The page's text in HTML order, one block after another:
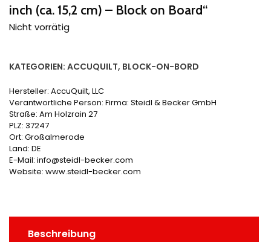
inch (ca. 15,2 cm) – Block on Board“
Nicht vorrätig
KATEGORIEN: ACCUQUILT, BLOCK-ON-BORD
Hersteller: AccuQuilt, LLC
Verantwortliche Person: Firma: Steidl & Becker GmbH
Straße: Am Holzrain 27
PLZ: 37247
Ort: Großalmerode
Land: DE
E-Mail: info@steidl-becker.com
Website: www.steidl-becker.com
Beschreibung